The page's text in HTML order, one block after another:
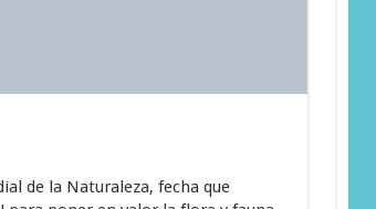
de la Naturaleza, fecha que